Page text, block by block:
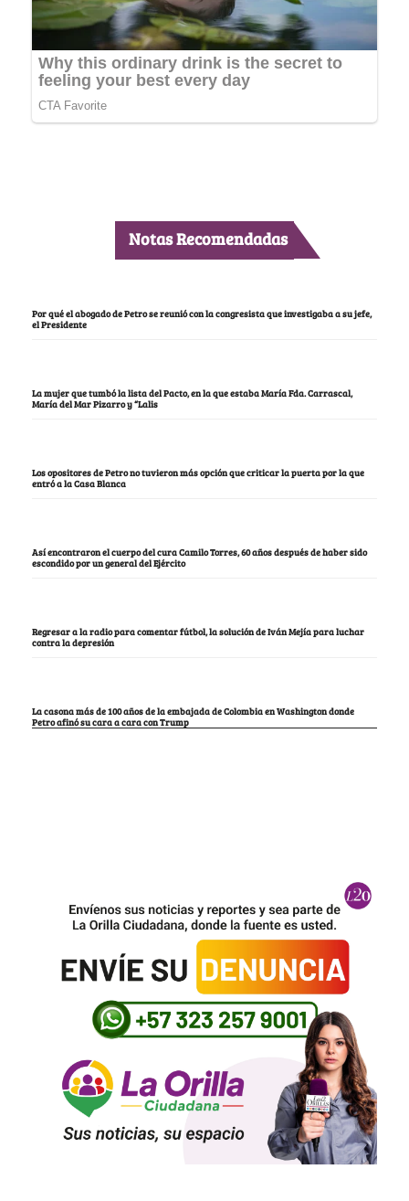
Notas Recomendadas
Por qué el abogado de Petro se reunió con la congresista que investigaba a su jefe,
el Presidente
La mujer que tumbó la lista del Pacto, en la que estaba María Fda. Carrascal,
María del Mar Pizarro y “Lalis
Los opositores de Petro no tuvieron más opción que criticar la puerta por la que
entró a la Casa Blanca
Así encontraron el cuerpo del cura Camilo Torres, 60 años después de haber sido
escondido por un general del Ejército
Regresar a la radio para comentar fútbol, la solución de Iván Mejía para luchar
contra la depresión
La casona más de 100 años de la embajada de Colombia en Washington donde
Petro afinó su cara a cara con Trump